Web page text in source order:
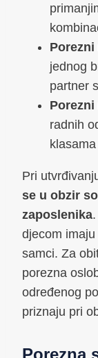
Porezni
jednog
partner
Porezni
radnih
Pri
se u obzir
zaposlenika
djecom
samci. Za
porezna
određenog
priznaju pri